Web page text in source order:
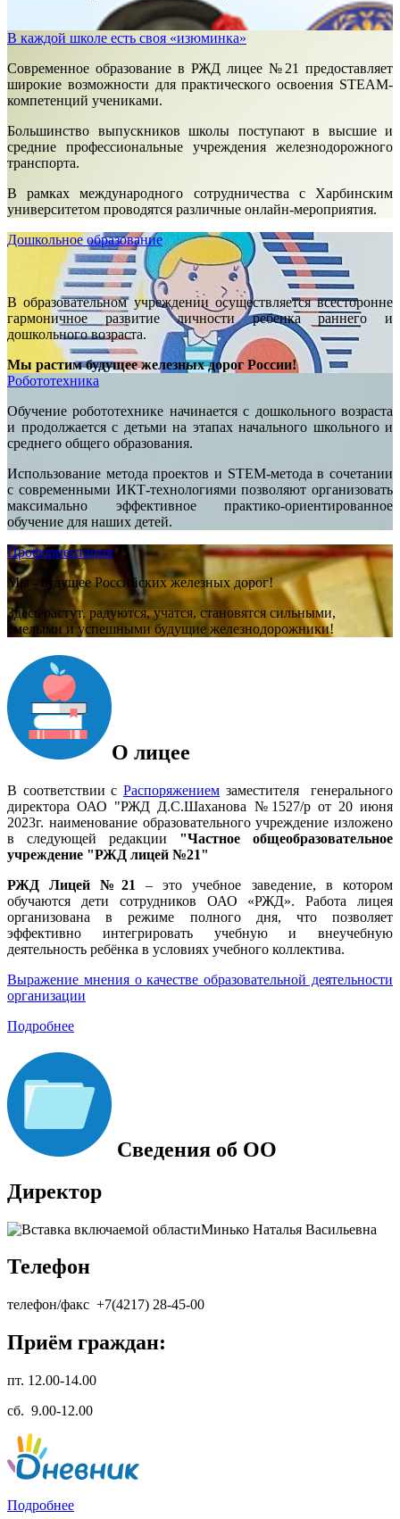
В каждой школе есть своя «изюминка»
Современное образование в РЖД лицее №21 предоставляет
широкие возможности для практического освоения STEAM-
компетенций учениками.
Большинство выпускников школы поступают в высшие и
средние профессиональные учреждения железнодорожного
транспорта.
В рамках международного сотрудничества с Харбинским
университетом проводятся различные онлайн-мероприятия.
Дошкольное образование
В образовательном учреждении осуществляется всесторонне
гармоничное развитие личности ребенка раннего и
дошкольного возраста.
Мы растим будущее железных дорог России!
Робототехника
Обучение робототехнике начинается с дошкольного возраста
и продолжается с детьми на этапах начального школьного и
среднего общего образования.
Использование метода проектов и STEM-метода в сочетании
с современными ИКТ-технологиями позволяют организовать
максимально эффективное практико-ориентированное
обучение для наших детей.
Профориентация
Мы - будущее Российских железных дорог!
Здесь растут, радуются, учатся, становятся сильными,
смелыми и успешными будущие железнодорожники!
О лицее
В соответствии с Распоряжением заместителя генерального
директора ОАО "РЖД Д.С.Шаханова №1527/р от 20 июня
2023г. наименование образовательного учреждение изложено
в следующей редакции "Частное общеобразовательное
учреждение "РЖД лицей №21"
РЖД Лицей №21 – это учебное заведение, в котором
обучаются дети сотрудников ОАО «РЖД». Работа лицея
организована в режиме полного дня, что позволяет
эффективно интегрировать учебную и внеучебную
деятельность ребёнка в условиях учебного коллектива.
Выражение мнения о качестве образовательной деятельности
организации
Подробнее
Сведения об ОО
Директор
Минько Наталья Васильевна
Телефон
телефон/факс +7(4217) 28-45-00
Приём граждан:
пт. 12.00-14.00
сб. 9.00-12.00
Подробнее